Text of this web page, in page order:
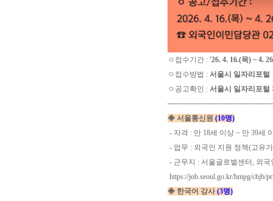
ㅇ접수기간 : '26. 4. 16.(목) ~ 4.
ㅇ접수방법 : 서울시 일자리포털
ㅇ공고확인 : 서울시 일자리포털
◈ 서울통신원 (10명)
- 자격 : 만 18세 이상 ~ 만 39세
- 업무 : 외국인 지원 정책(고유
- 근무지 : 서울글로벌센터, 외
https://job.seoul.go.kr/hmpg/chjb/
◈ 한국어 강사 (3명)